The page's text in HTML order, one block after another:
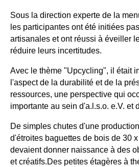
Sous la direction experte de la
les participantes ont été initiées
artisanales et ont réussi à éveiller
réduire leurs incertitudes.
Avec le thème "Upcycling", il était
l'aspect de la durabilité et de la
ressources, une perspective qui
importante au sein d'a.l.s.o. e.V. et
De simples chutes d'une
d'étroites baguettes de bois de 30
devaient donner naissance à des
et créatifs.Des petites étagères à